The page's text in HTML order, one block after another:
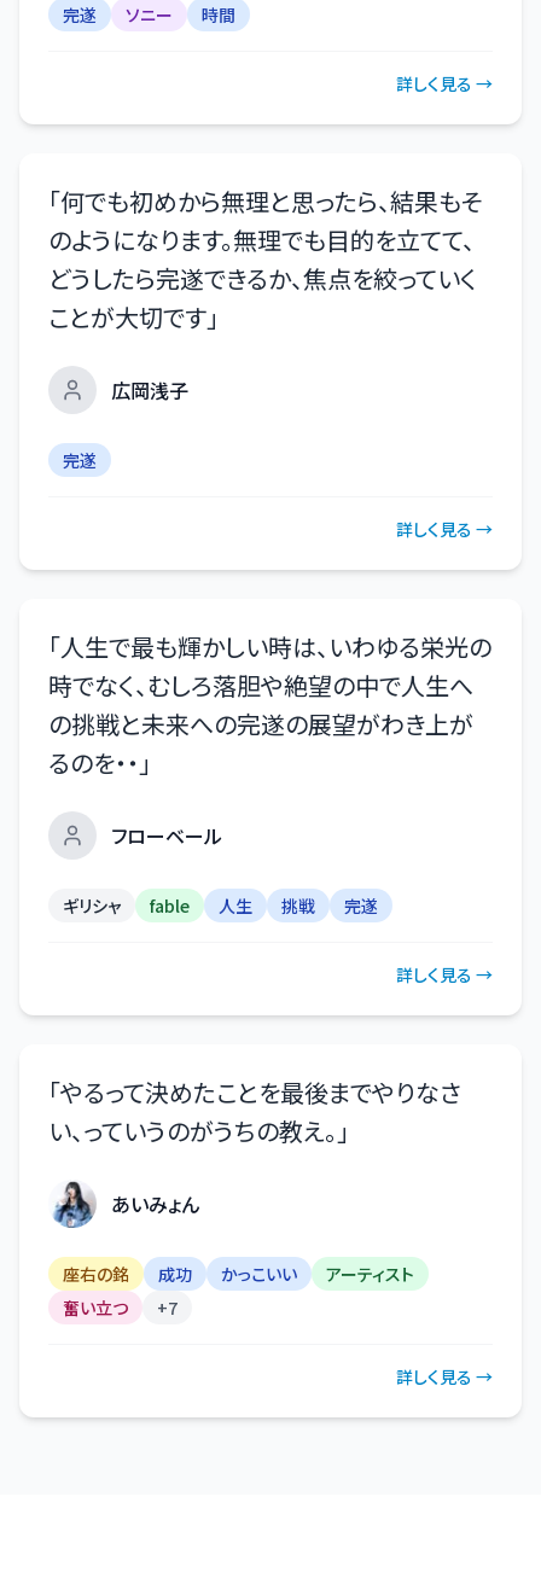
完遂 ソニー 時間
詳しく見る →
「何でも初めから無理と思ったら、結果もそ
のようになります。無理でも目的を立てて、
どうしたら完遂できるか、焦点を絞っていく
ことが大切です」
広岡浅子
完遂
詳しく見る →
「人生で最も輝かしい時は、いわゆる栄光の
時でなく、むしろ落胆や絶望の中で人生へ
の挑戦と未来への完遂の展望がわき上が
るのを・・ 」
フローベール
ギリシャ fable 人生 挑戦 完遂
詳しく見る →
「やるって決めたことを最後までやりなさ
い、っていうのがうちの教え。 」
あいみょん
座右の銘 成功 かっこいい
アーティスト
奮い立つ
+7
詳しく見る →